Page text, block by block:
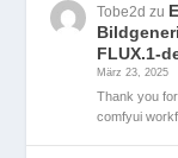
Tobe2d zu
FLUX.1-
März 23, 2025
Thank you
comfyui